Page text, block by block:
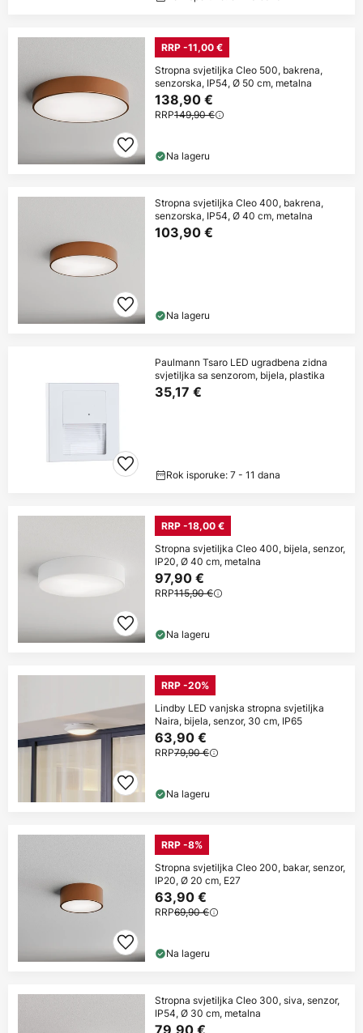
RRP -11,00 €
Stropna svjetiljka Cleo 500, bakrena,
senzorska, IP54, Ø 50 cm, metalna
138,90 €
RRP149,90 €
Na lageru
Stropna svjetiljka Cleo 400, bakrena,
senzorska, IP54, Ø 40 cm, metalna
103,90 €
Na lageru
Paulmann Tsaro LED ugradbena zidna
svjetiljka sa senzorom, bijela, plastika
35,17 €
Rok isporuke: 7 - 11 dana
RRP -18,00 €
Stropna svjetiljka Cleo 400, bijela, senzor,
IP20, Ø 40 cm, metalna
97,90 €
RRP115,90 €
Na lageru
RRP -20%
Lindby LED vanjska stropna svjetiljka
Naira, bijela, senzor, 30 cm, IP65
63,90 €
RRP79,90 €
Na lageru
RRP -8%
Stropna svjetiljka Cleo 200, bakar, senzor,
IP20, Ø 20 cm, E27
63,90 €
RRP69,90 €
Na lageru
Stropna svjetiljka Cleo 300, siva, senzor,
IP54, Ø 30 cm, metalna
79,90 €